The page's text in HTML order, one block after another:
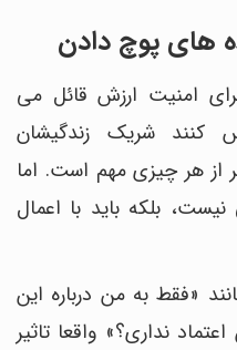
های پوچ دادن
امنیت ارزش قائل می
کنند شریک زندگیشان
از هر چیزی مهم است. اما
بلکه باید با اعمال
«فقط به من درباره این
نداری؟» واقعا تاثیر